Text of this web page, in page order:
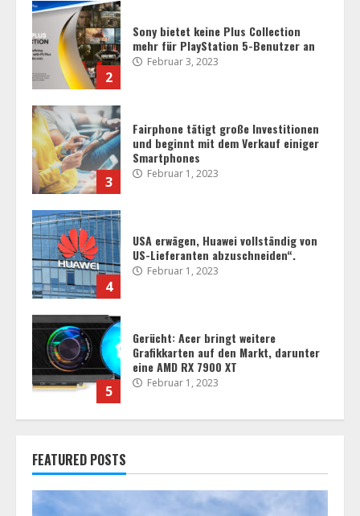
3
Fairphone tätigt große Investitionen
und beginnt mit dem Verkauf einiger
Smartphones
Februar 1, 2023
4
USA erwägen, Huawei vollständig von
US-Lieferanten abzuschneiden“.
Februar 1, 2023
5
Gerücht: Acer bringt weitere
Grafikkarten auf den Markt, darunter
eine AMD RX 7900 XT
Februar 1, 2023
6
Noctuas Lüftergitter sind für
Luftstrom und Geräuschentwicklung
optimiert
Februar 1, 2023
7
Vorbestellungen eingestellt
Februar 1, 2023
FEATURED POSTS